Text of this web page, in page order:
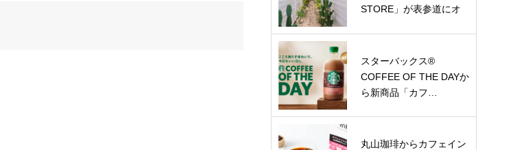
STORE」が表参道にオ
スターバックス®
COFFEE OF THE DAYか
ら新商品「カフ…
丸山珈琲からカフェイン